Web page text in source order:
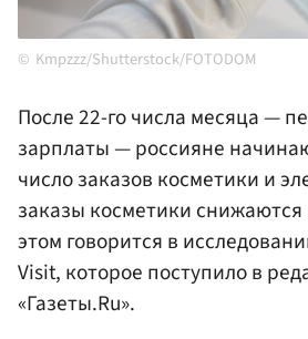
Kmpzzz/Shutterstock/FOTODOM
После 22-го числа месяца —
зарплаты — россияне
число заказов косметики и
заказы косметики
этом говорится в
Visit, которое поступило в
«Газеты.Ru».